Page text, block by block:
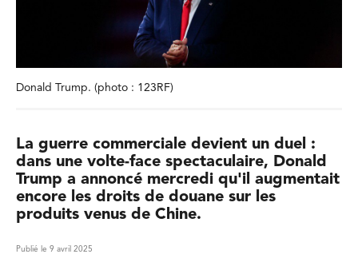
Donald Trump. (photo : 123RF)
La guerre commerciale devient un duel :
dans une volte-face spectaculaire, Donald
Trump a annoncé mercredi qu'il augmentait
encore les droits de douane sur les
produits venus de Chine.
Publié le 9 avril 2025